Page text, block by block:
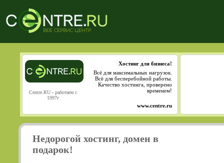
Centre.RU - работаем с
1997г
Хостинг для бизнеса!
Всё для максимальных нагрузок.
Всё для бесперебойной работы.
Качество хостинга, проверено
временем!
www.centre.ru
Недорогой хостинг, домен в
подарок!